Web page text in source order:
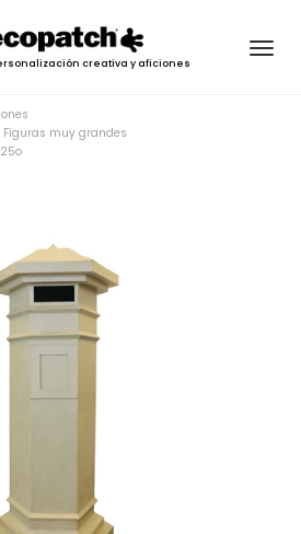
creativa y aficiones
- Figuras muy grandes